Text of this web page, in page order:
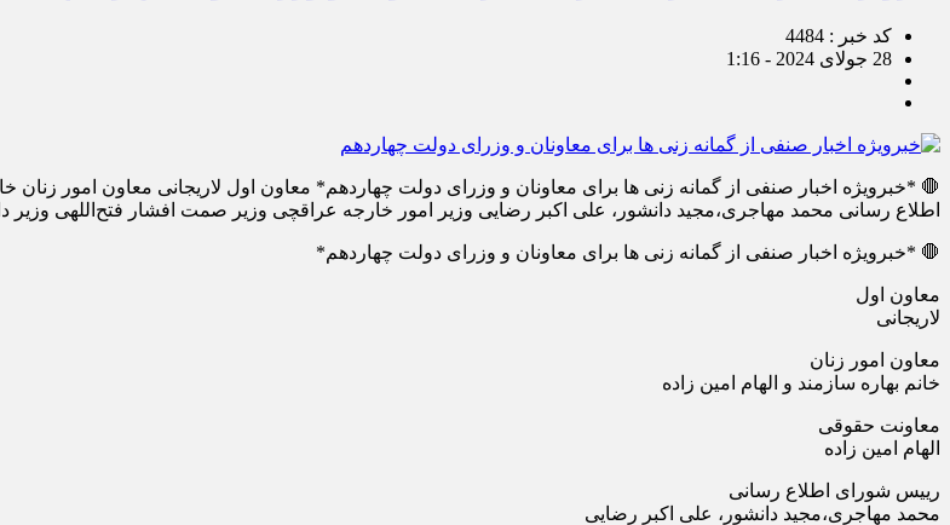
کد خبر : 4484
28 جولای 2024 - 1:16
🛑 *خبرویژه اخبار صنفی از گمانه زنی ها برای معاونان و وزرای دولت چهاردهم* معاون اول لاریجانی معاون امور زنان
اطلاع رسانی محمد مهاجری،مجید دانشور، علی اکبر رضایی وزیر امور خارجه عراقچی وزیر صمت افشار فتح‌اللهی
🛑 *خبرویژه اخبار صنفی از گمانه زنی ها برای معاونان و وزرای دولت چهاردهم*
معاون اول
لاریجانی
معاون امور زنان
خانم بهاره سازمند و الهام امین زاده
معاونت حقوقی
الهام امین زاده
رییس شورای اطلاع رسانی
محمد مهاجری،مجید دانشور، علی اکبر رضایی